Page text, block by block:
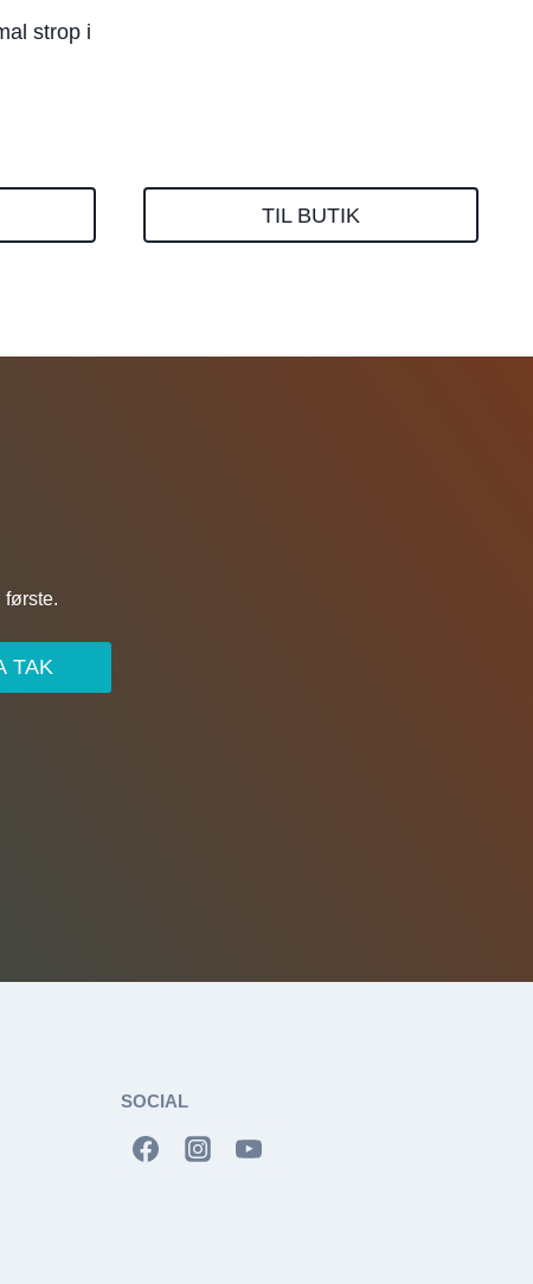
strop i
TIL BUTIK
første.
TAK
SOCIAL